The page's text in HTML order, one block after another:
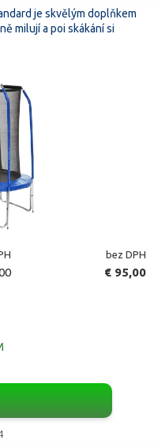
je skvělým doplňkem
milují a poi skákání si
bez DPH
€ 95,00